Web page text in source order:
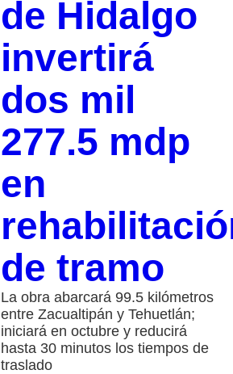
de Hidalgo
invertirá
dos mil
277.5 mdp
en
de tramo
La obra abarcará 99.5 kilómetros
entre Zacualtipán y Tehuetlán;
iniciará en octubre y reducirá
hasta 30 minutos los tiempos de
traslado